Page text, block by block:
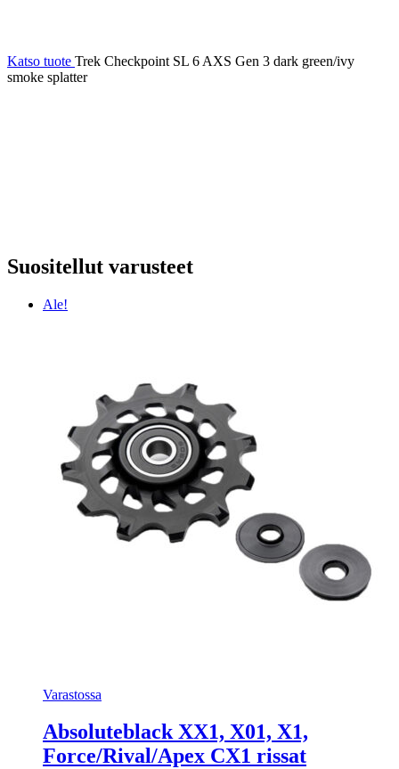
Katso tuote Trek Checkpoint SL 6 AXS Gen 3 dark green/ivy
smoke splatter
Suositellut varusteet
Ale!
Varastossa
Absoluteblack XX1, X01, X1,
Force/Rival/Apex CX1 rissat